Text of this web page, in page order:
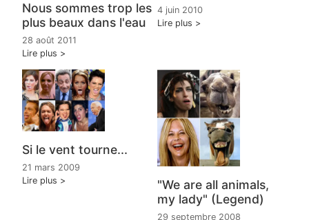
Nous sommes trop les
plus beaux dans l'eau
28 août 2011
Lire plus
4 juin 2010
Lire plus
Si le vent tourne...
21 mars 2009
Lire plus
"We are all animals,
my lady" (Legend)
29 septembre 2008